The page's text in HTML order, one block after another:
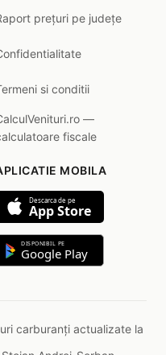
prețuri pe județe
si conditii
—
fiscale
MOBILA
Descarca de pe
App Store
DISPONIBIL PE
Google Play
carburanți actualizate la